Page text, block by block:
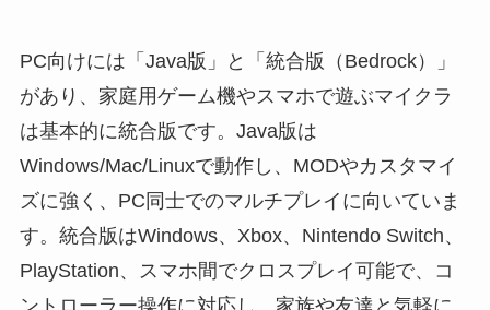
PC向けには「Java版」と「統合版（Bedrock）」
があり、家庭用ゲーム機やスマホで遊ぶマイクラ
は基本的に統合版です。Java版は
Windows/Mac/Linuxで動作し、MODやカスタマイ
ズに強く、PC同士でのマルチプレイに向いていま
す。統合版はWindows、Xbox、Nintendo Switch、
PlayStation、スマホ間でクロスプレイ可能で、コ